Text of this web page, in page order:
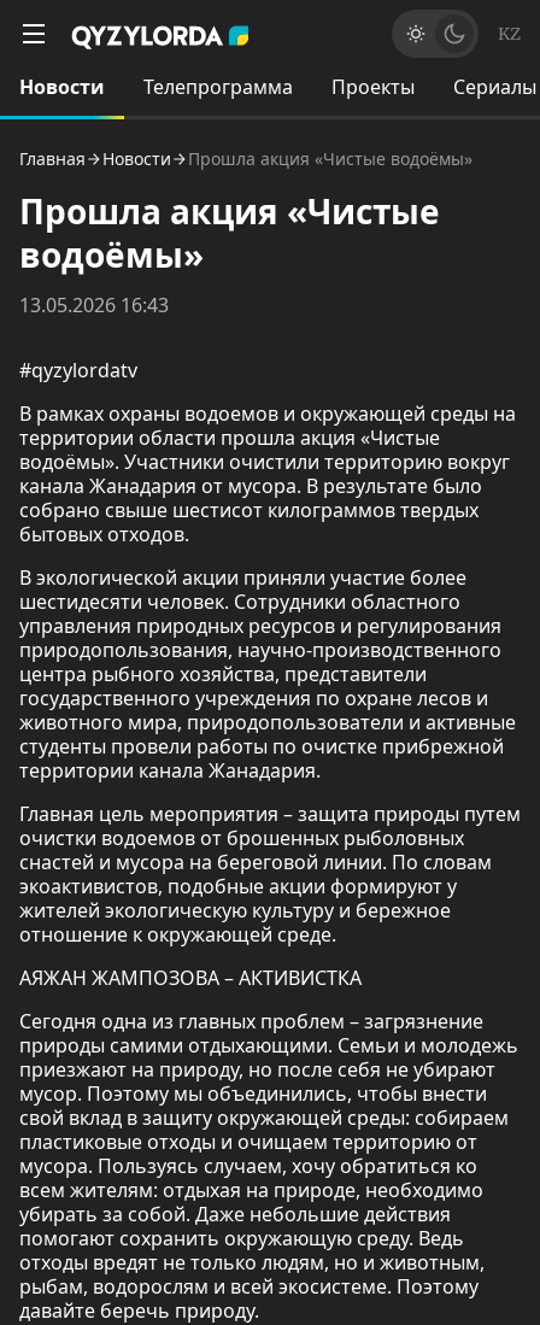
KZ
Новости Телепрограмма Проекты Сериалы
Главная Новости Прошла акция «Чистые водоёмы»
Прошла акция «Чистые
водоёмы»
13.05.2026 16:43
#qyzylordatv
В рамках охраны водоемов и окружающей среды на
территории области прошла акция «Чистые
водоёмы». Участники очистили территорию вокруг
канала Жанадария от мусора. В результате было
собрано свыше шестисот килограммов твердых
бытовых отходов.
В экологической акции приняли участие более
шестидесяти человек. Сотрудники областного
управления природных ресурсов и регулирования
природопользования, научно-производственного
центра рыбного хозяйства, представители
государственного учреждения по охране лесов и
животного мира, природопользователи и активные
студенты провели работы по очистке прибрежной
территории канала Жанадария.
Главная цель мероприятия – защита природы путем
очистки водоемов от брошенных рыболовных
снастей и мусора на береговой линии. По словам
экоактивистов, подобные акции формируют у
жителей экологическую культуру и бережное
отношение к окружающей среде.
АЯЖАН ЖАМПОЗОВА – АКТИВИСТКА
Сегодня одна из главных проблем – загрязнение
природы самими отдыхающими. Семьи и молодежь
приезжают на природу, но после себя не убирают
мусор. Поэтому мы объединились, чтобы внести
свой вклад в защиту окружающей среды: собираем
пластиковые отходы и очищаем территорию от
мусора. Пользуясь случаем, хочу обратиться ко
всем жителям: отдыхая на природе, необходимо
убирать за собой. Даже небольшие действия
помогают сохранить окружающую среду. Ведь
отходы вредят не только людям, но и животным,
рыбам, водорослям и всей экосистеме. Поэтому
давайте беречь природу.